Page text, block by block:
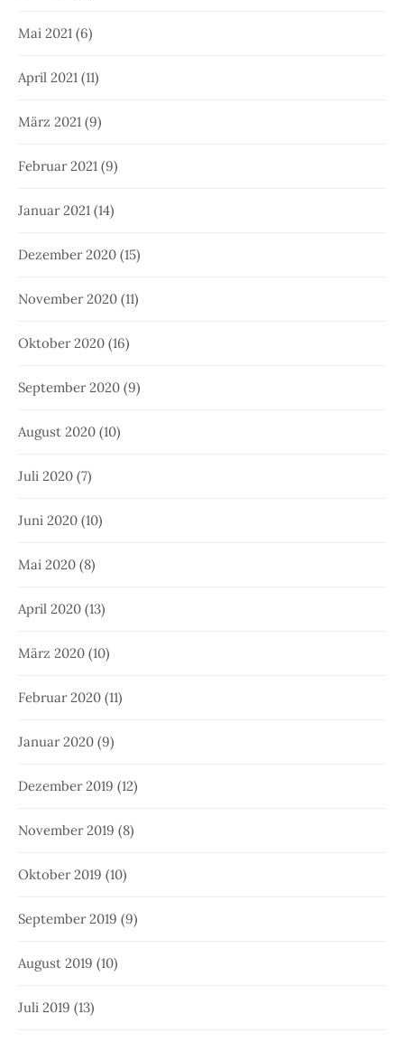
Mai 2021 (6)
April 2021 (11)
März 2021 (9)
Februar 2021 (9)
Januar 2021 (14)
Dezember 2020 (15)
November 2020 (11)
Oktober 2020 (16)
September 2020 (9)
August 2020 (10)
Juli 2020 (7)
Juni 2020 (10)
Mai 2020 (8)
April 2020 (13)
März 2020 (10)
Februar 2020 (11)
Januar 2020 (9)
Dezember 2019 (12)
November 2019 (8)
Oktober 2019 (10)
September 2019 (9)
August 2019 (10)
Juli 2019 (13)